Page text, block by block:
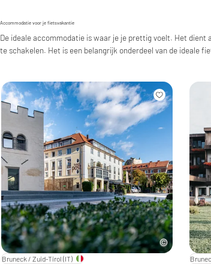
Accommodatie voor je fietsvakantie
De ideale accommodatie is waar je je prettig voelt. Het
te schakelen. Het is een belangrijk onderdeel van de ideale
Bruneck / Zuid-Tirol (IT)